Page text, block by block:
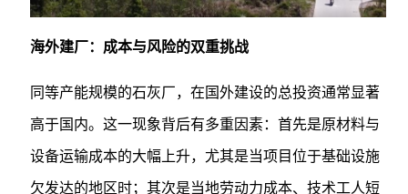
海外建厂：成本与风险的双重挑战
同等产能规模的石灰厂，在国外建设的总投资通常显著
高于国内。这一现象背后有多重因素：首先是原材料与
设备运输成本的大幅上升，尤其是当项目位于基础设施
欠发达的地区时；其次是当地劳动力成本、技术工人短